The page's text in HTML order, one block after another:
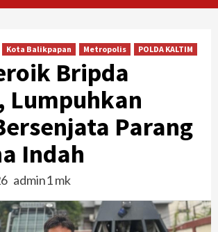
Kota Balikpapan Metropolis POLDA KALTIM
Bripda
Lumpuhkan
Parang
Indah
admin1 mk